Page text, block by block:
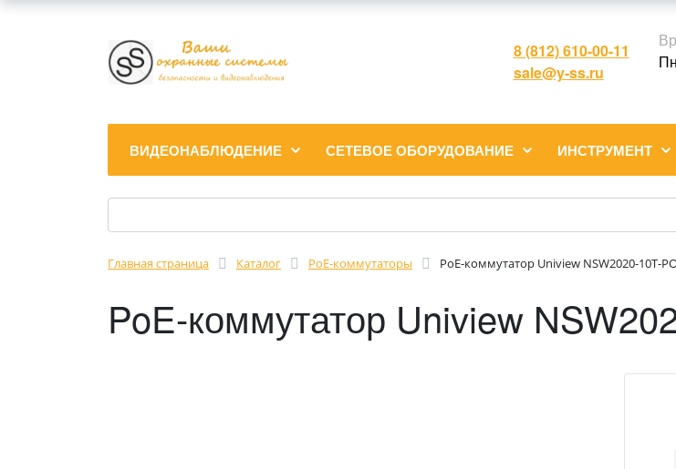
8 (812) 610-00-11
sale@y-ss.ru
ВИДЕОНАБЛЮДЕНИЕ СЕТЕВОЕ ОБОРУДОВАНИЕ ИНСТРУМЕНТ
Главная страница Каталог PoE-коммутаторы PoE-коммутатор Uniview NSW2020-10T-
PoE-коммутатор Uniview